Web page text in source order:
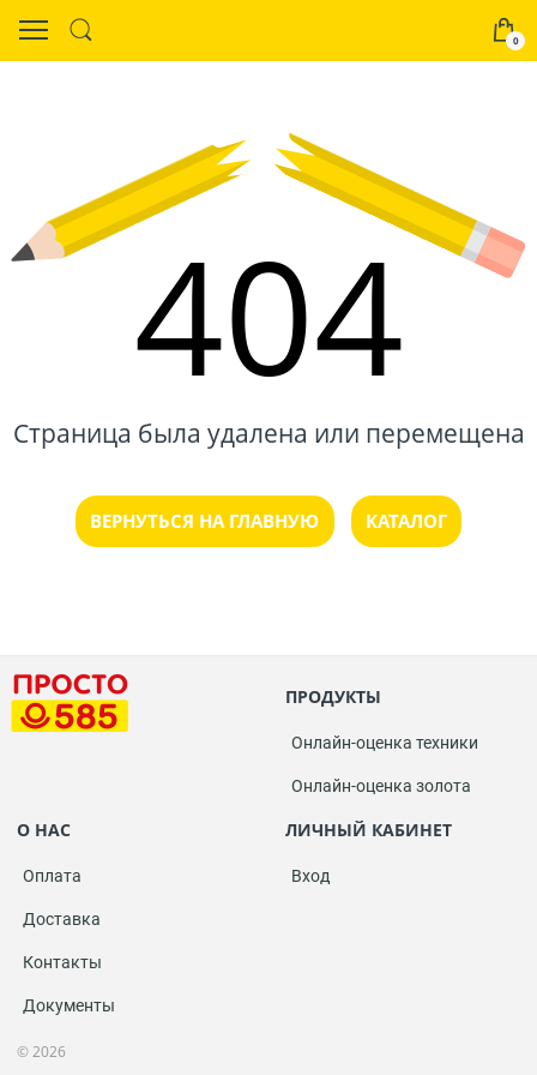
0
404
Страница была удалена или перемещена
ВЕРНУТЬСЯ НА ГЛАВНУЮ КАТАЛОГ
ПРОДУКТЫ
Онлайн-оценка техники
Онлайн-оценка золота
О НАС
Оплата
Доставка
Контакты
Документы
ЛИЧНЫЙ КАБИНЕТ
Вход
© 2026